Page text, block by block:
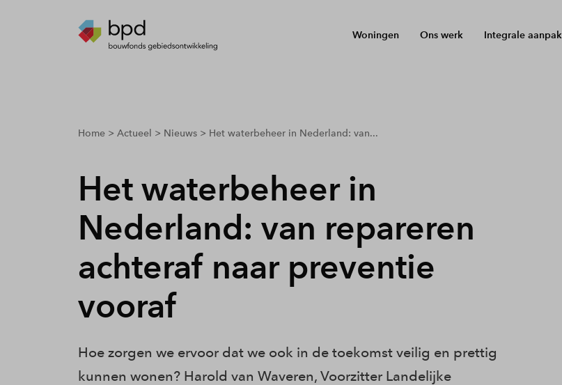
Woningen Ons werk Integrale aanpak
breadcrumbs.youarehere
Home Actueel Nieuws Het waterbeheer in Nederland: van...
Het waterbeheer in
Nederland: van repareren
achteraf naar preventie
vooraf
Hoe zorgen we ervoor dat we ook in de toekomst veilig en prettig
kunnen wonen? Harold van Waveren, Voorzitter Landelijke